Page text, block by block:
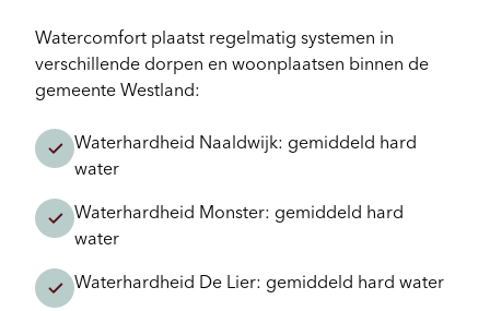
Watercomfort plaatst regelmatig systemen in
verschillende dorpen en woonplaatsen binnen de
gemeente Westland:
Waterhardheid Naaldwijk: gemiddeld hard
water
Waterhardheid Monster: gemiddeld hard
water
Waterhardheid De Lier: gemiddeld hard water